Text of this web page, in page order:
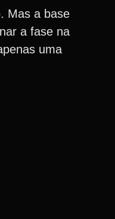
Mas a base
a fase na
uma